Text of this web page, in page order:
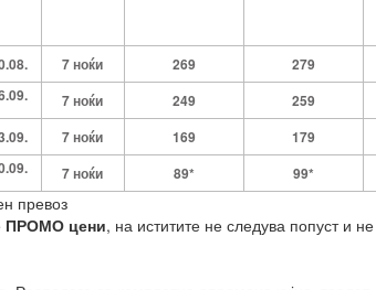
8. 7 ноќи 269 279
. 7 ноќи 249 259
. 7 ноќи 169 179
. 7 ноќи 89* 99*
превоз
ПРОМО цени, на иститите не следува попуст и